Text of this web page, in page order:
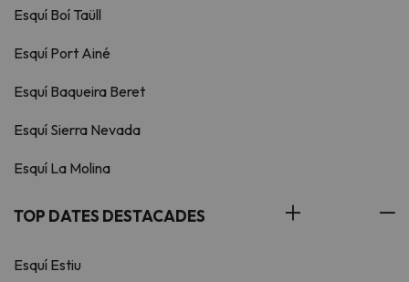
Esquí Boí Taüll
Esquí Port Ainé
Esquí Baqueira Beret
Esquí Sierra Nevada
Esquí La Molina
TOP DATES DESTACADES
Esquí Estiu